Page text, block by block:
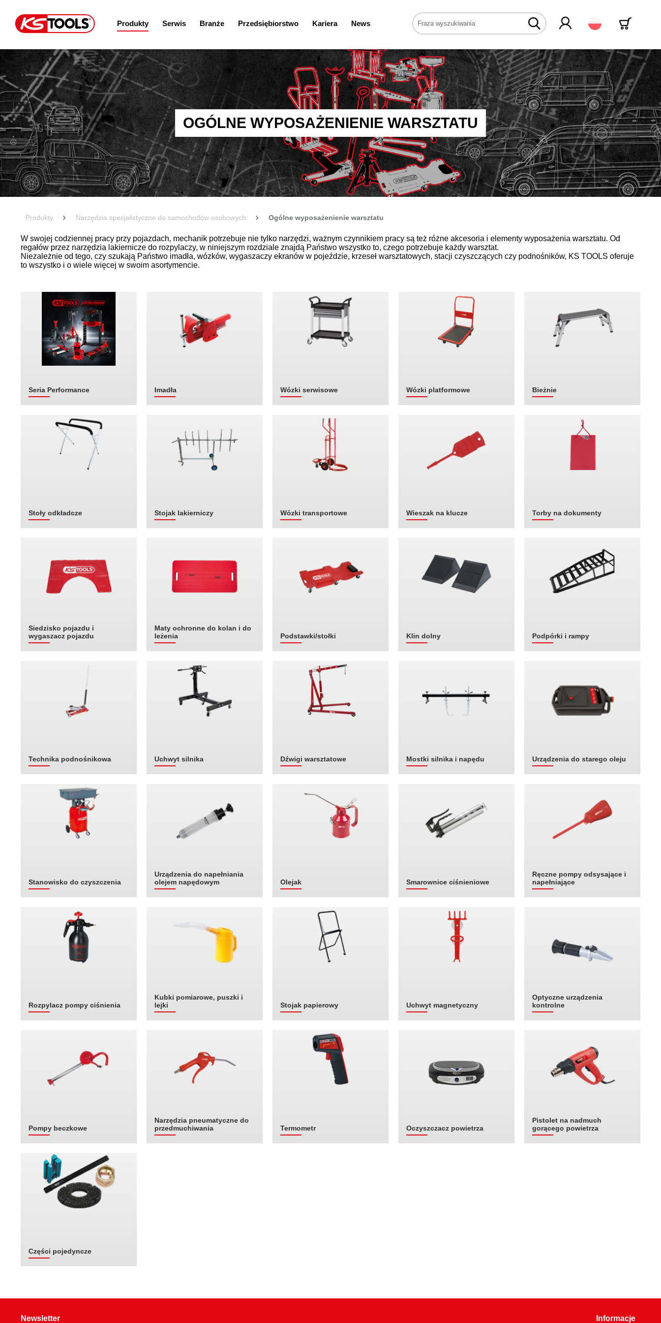
Produkty Serwis Branże Przedsiębiorstwo Kariera News Polski
OGÓLNE WYPOSAŻENIENIE WARSZTATU
Produkty Narzędzia specjalistyczne do samochodów osobowych Ogólne wyposażenienie warsztatu
W swojej codziennej pracy przy pojazdach, mechanik potrzebuje nie tylko narzędzi, ważnym czynnikiem pracy są też różne akcesoria i elementy wyposażenia warsztatu. Od
regałów przez narzędzia lakiernicze do rozpylaczy, w niniejszym rozdziale znajdą Państwo wszystko to, czego potrzebuje każdy warsztat.
Niezależnie od tego, czy szukają Państwo imadła, wózków, wygaszaczy ekranów w pojeździe, krzeseł warsztatowych, stacji czyszczących czy podnośników, KS TOOLS oferuje
to wszystko i o wiele więcej w swoim asortymencie.
Seria Performance Imadła Wózki serwisowe Wózki platformowe Bieżnie
Stoły odkładcze Stojak lakierniczy Wózki transportowe Wieszak na klucze Torby na dokumenty
Siedzisko pojazdu i
wygaszacz pojazdu
Maty ochronne do kolan i do
leżenia
Podstawki/stołki Klin dolny Podpórki i rampy
Technika podnośnikowa Uchwyt silnika Dźwigi warsztatowe Mostki silnika i napędu Urządzenia do starego oleju
Stanowisko do czyszczenia
Urządzenia do napełniania
olejem napędowym
Olejak Smarownice ciśnieniowe
Ręczne pompy odsysające i
napełniające
Rozpylacz pompy ciśnienia
Kubki pomiarowe, puszki i
lejki
Stojak papierowy Uchwyt magnetyczny
Optyczne urządzenia
kontrolne
Pompy beczkowe
Narzędzia pneumatyczne do
przedmuchiwania
Termometr Oczyszczacz powietrza
Pistolet na nadmuch
gorącego powietrza
Części pojedyncze
Newsletter Informacje